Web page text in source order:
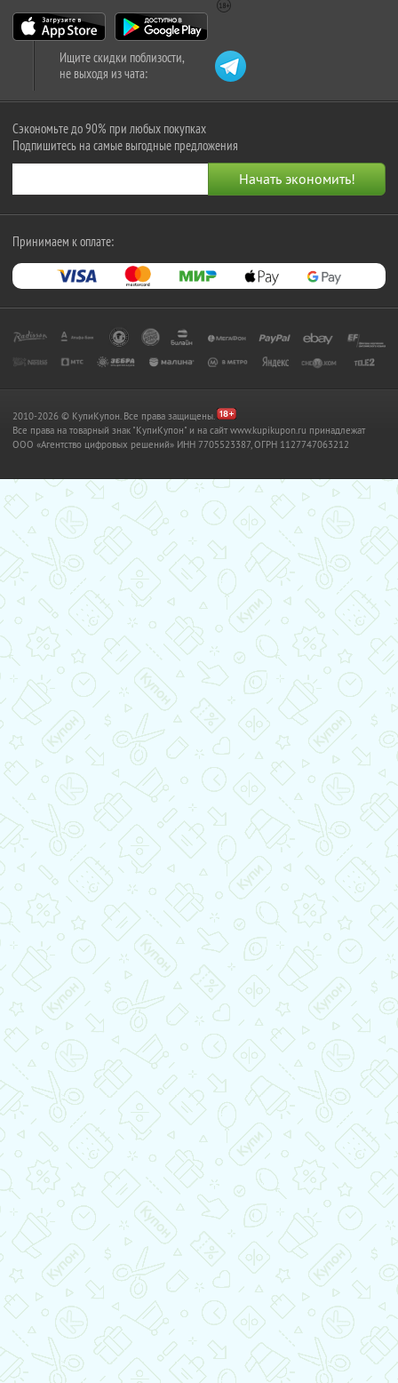
Ищите скидки поблизости,
не выходя из чата:
Сэкономьте до 90% при любых покупках
Подпишитесь на самые выгодные предложения
Принимаем к оплате:
2010-2026 © КупиКупон. Все права защищены.
Все права на товарный знак "КупиКупон" и на сайт www.kupikupon.ru принадлежат
OOO «Агентство цифровых решений» ИНН 7705523387, ОГРН 1127747063212